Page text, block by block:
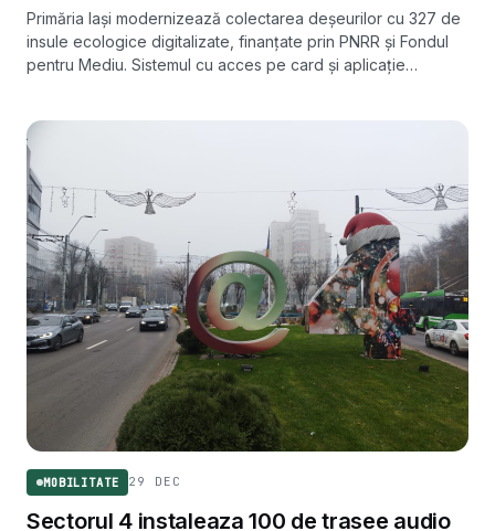
Primăria Iași modernizează colectarea deșeurilor cu 327 de
insule ecologice digitalizate, finanțate prin PNRR și Fondul
pentru Mediu. Sistemul cu acces pe card și aplicație
MOBILITATE 29 DEC
Sectorul 4 instaleaza 100 de trasee audio